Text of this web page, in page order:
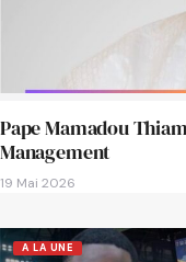
Pape Mamadou
Management
19 Mai 2026
A LA UNE